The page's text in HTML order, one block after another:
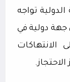
تواجه
جهة دولية في